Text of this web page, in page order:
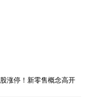
涨停！新零售概念高开